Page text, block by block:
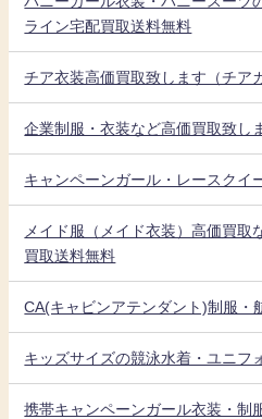
ライン宅配買取送料無料
チア衣装高価買取致します（チア
企業制服・衣装など高価買取致し
キャンペーンガール・レースクイ
メイド服（メイド衣装）高価買取
買取送料無料
CA(キャビンアテンダント)制服・
キッズサイズの競泳水着・ユニフ
携帯キャンペーンガール衣装・制